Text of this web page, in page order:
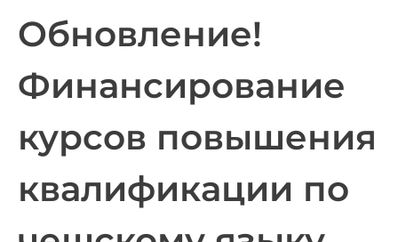
Обновление!
Финансирование
курсов повышения
квалификации по